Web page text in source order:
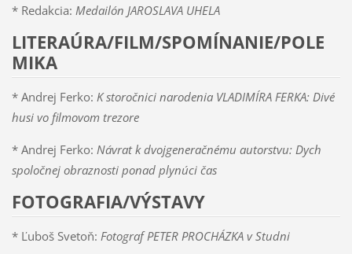
* Redakcia: Medailón JAROSLAVA UHELA
LITERAÚRA/FILM/SPOMÍNANIE/POLE
MIKA
* Andrej Ferko: K storočnici narodenia VLADIMÍRA FERKA: Divé
husi vo filmovom trezore
* Andrej Ferko: Návrat k dvojgeneračnému autorstvu: Dych
spoločnej obraznosti ponad plynúci čas
FOTOGRAFIA/VÝSTAVY
* Ľuboš Svetoň: Fotograf PETER PROCHÁZKA v Studni